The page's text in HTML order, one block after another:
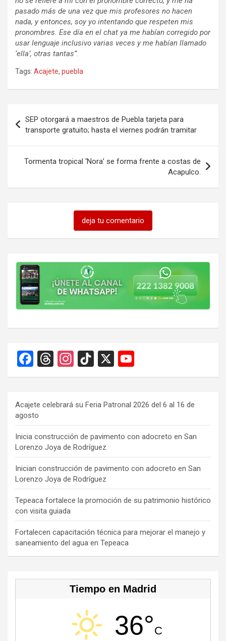
pasado más de una vez que mis profesores no hacen
nada, y entonces, soy yo intentando que respeten mis
pronombres. Ese día en el chat ya me habían corregido por
usar lenguaje inclusivo varias veces y me habían llamado
‘ella’, otras tantas”.
Tags: Acajete, puebla
de
entradas
SEP otorgará a maestros de Puebla tarjeta para
transporte gratuito; hasta el viernes podrán tramitar
Tormenta tropical ‘Nora’ se forma frente a costas de
Acapulco.
deja tu comentario
F
a
b
o
o
k
T
hr
a
d
s
In
st
gr
a
m
Ti
k
o
k
X
o
T
u
b
e
C
h
a
n
n
el
Acajete celebrará su Feria Patronal 2026 del 6 al 16 de
agosto
Inicia construcción de pavimento con adocreto en San
Lorenzo Joya de Rodríguez
Inician construcción de pavimento con adocreto en San
Lorenzo Joya de Rodríguez
Tepeaca fortalece la promoción de su patrimonio histórico
con visita guiada
Fortalecen capacitación técnica para mejorar el manejo y
saneamiento del agua en Tepeaca
Tiempo en Madrid
36°C